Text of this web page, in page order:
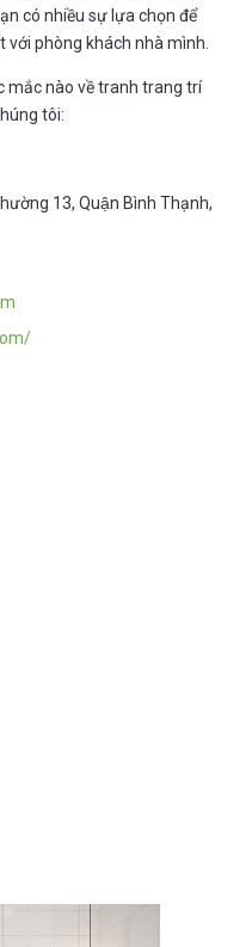
có nhiều sự lựa chọn để
phòng khách nhà mình.
mắc nào về tranh trang trí
tôi:
13, Quận Bình Thạnh,